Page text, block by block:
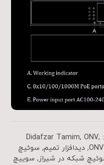
Didafzar Tamim, ONV,
,دیدافزار تمیم, سوئیچ
شبکه در شیراز, سوییچ